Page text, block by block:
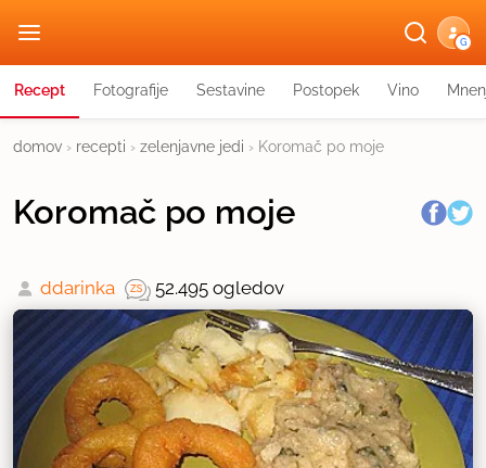
G
Recept Fotografije Sestavine Postopek Vino
domov › recepti › zelenjavne jedi › Koromač po moje
Koromač po moje
ddarinka 52.495 ogledov